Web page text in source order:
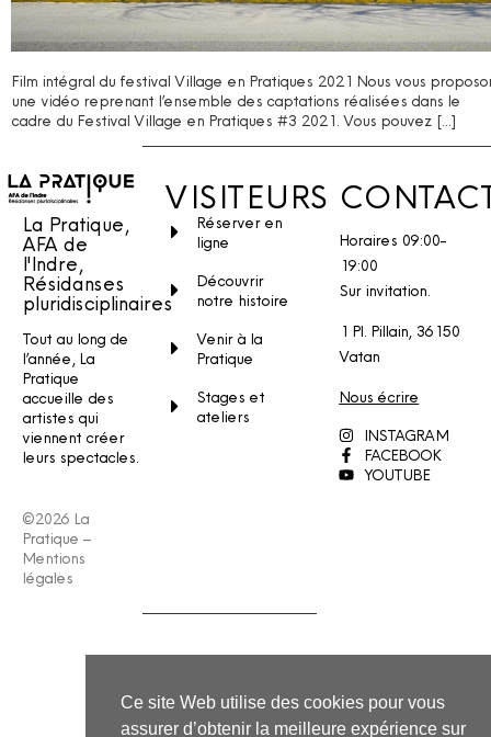
Film intégral du festival Village en Pratiques 2021 Nous vous
une vidéo reprenant l’ensemble des captations réalisées dans le
cadre du Festival Village en Pratiques #3 2021. Vous pouvez […]
La Pratique,
AFA de
l'Indre,
Résidanses
pluridisciplinaires
Tout au long de
l’année, La
Pratique
accueille des
artistes qui
viennent créer
leurs spectacles.
©2026 La
Pratique –
Mentions
légales
VISITEURS
Réserver en
ligne
Découvrir
notre histoire
Venir à la
Pratique
Stages et
ateliers
Horaires 09:00-
19:00
Sur invitation.
1 Pl. Pillain, 36150
Vatan
Nous écrire
INSTAGRAM
FACEBOOK
YOUTUBE
Ce site Web utilise des cookies pour vous
assurer d’obtenir la meilleure expérience sur